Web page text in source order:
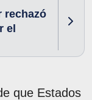
rechazó
el
que Estados